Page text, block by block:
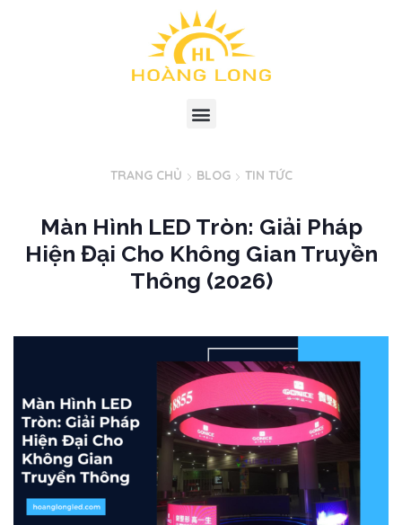
TRANG CHỦ BLOG TIN TỨC
Màn Hình LED Tròn: Giải Pháp
Hiện Đại Cho Không Gian Truyền
Thông (2026)